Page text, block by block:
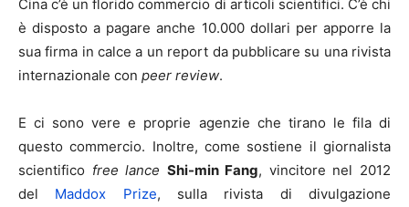
Cina c’è un florido commercio di articoli scientifici. C’è chi
è disposto a pagare anche 10.000 dollari per apporre la
sua firma in calce a un report da pubblicare su una rivista
internazionale con peer review.
E ci sono vere e proprie agenzie che tirano le fila di
questo commercio. Inoltre, come sostiene il giornalista
scientifico free lance Shi-min Fang, vincitore nel 2012
del Maddox Prize, sulla rivista di divulgazione